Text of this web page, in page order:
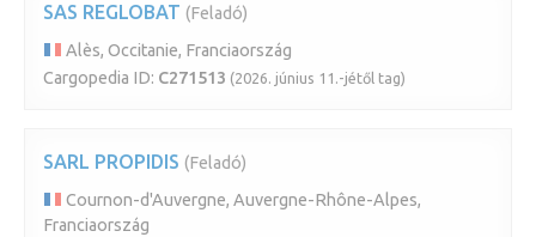
SAS REGLOBAT (Feladó)
Alès, Occitanie, Franciaország
Cargopedia ID: C271513 (2026. június 11.-jétől tag)
SARL PROPIDIS (Feladó)
Cournon-d'Auvergne, Auvergne-Rhône-Alpes,
Franciaország